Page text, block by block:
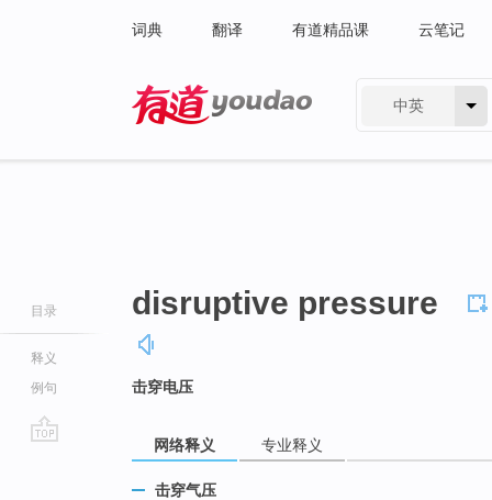
词典 翻译 有道精品课 云笔记
中英
目录
释义
例句
disruptive pressure
击穿电压
网络释义 专业释义
击穿气压